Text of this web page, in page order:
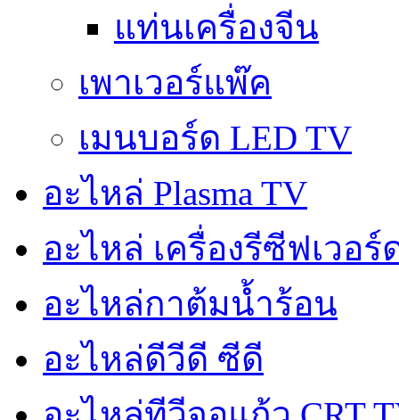
แท่นเครื่องจีน
เพาเวอร์แพ๊ค
เมนบอร์ด LED TV
อะไหล่ Plasma TV
อะไหล่ เครื่องรีซีฟเวอร์
อะไหล่กาต้มน้ำร้อน
อะไหล่ดีวีดี ซีดี